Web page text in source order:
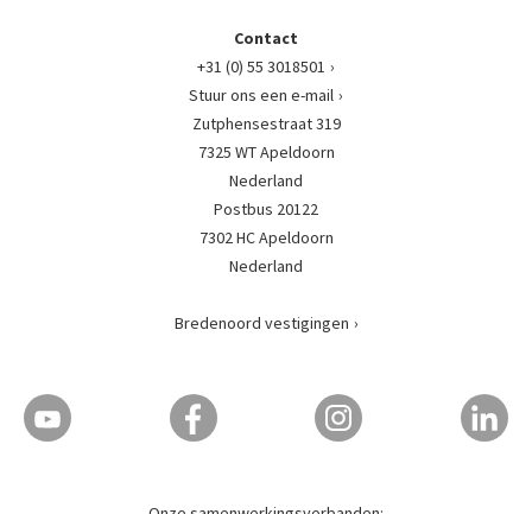
Contact
+31 (0) 55 3018501
Stuur ons een e-mail
Zutphensestraat 319
7325 WT Apeldoorn
Nederland
Postbus 20122
7302 HC Apeldoorn
Nederland
Bredenoord vestigingen